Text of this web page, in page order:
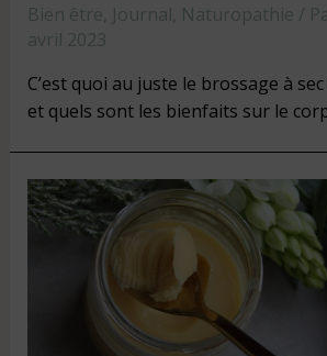
Bien être Journal Naturopathie /
avril 2023
C’est quoi au juste le brossage à
et quels sont les bienfaits sur le